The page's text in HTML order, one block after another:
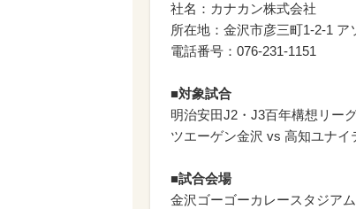
社名：カナカン株式会社
所在地：金沢市彦三町1-2-1 ア
電話番号：076-231-1151
■対象試合
明治安田J2・J3百年構想リー
ツエーゲン金沢 vs 高知ユナイ
■試合会場
金沢ゴーゴーカレースタジア